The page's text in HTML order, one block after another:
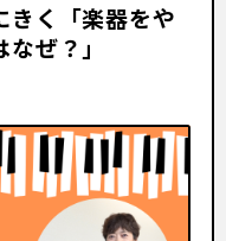
きく「楽器をや
ぜ？」